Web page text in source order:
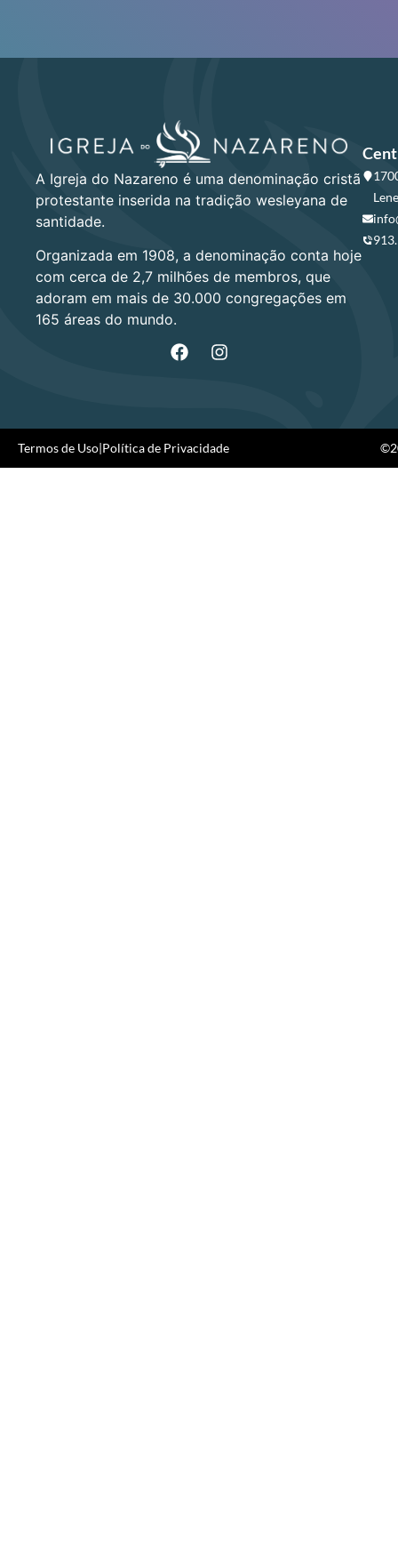
A Igreja do Nazareno é uma denominação cristã
protestante inserida na tradição wesleyana de
santidade.
Organizada em 1908, a denominação conta hoje
com cerca de 2,7 milhões de membros, que
adoram em mais de 30.000 congregações em
165 áreas do mundo.
Termos de Uso|Política de Privacidade